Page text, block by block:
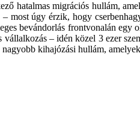
hatalmas migrációs hullám,
most úgy érzik, hogy
bevándorlás frontvonalán egy
– idén közel 3 ezer
kihajózási hullám,